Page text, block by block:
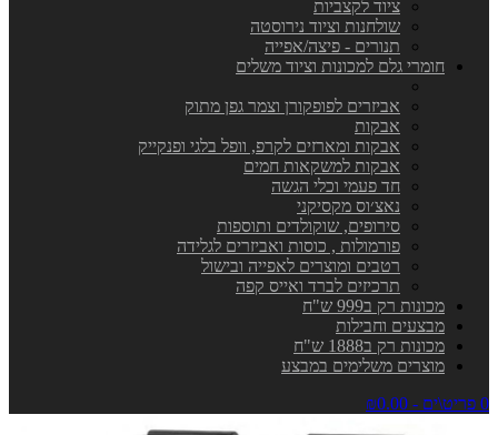
ציוד לקצביות
שולחנות וציוד נירוסטה
תנורים - פיצה/אפייה
חומרי גלם למכונות וציוד משלים
אביזרים לפופקורן וצמר גפן מתוק
אבקות
אבקות ומארזים לקרפ, וופל בלגי ופנקייק
אבקות למשקאות חמים
חד פעמי וכלי הגשה
נאצ׳וס מקסיקני
סירופים, שוקולדים ותוספות
פורמולות , כוסות ואביזרים לגלידה
רטבים ומוצרים לאפייה ובישול
תרכיזים לברד ואייס קפה
מכונות רק ב999 ש"ח
מבצעים וחבילות
מכונות רק ב1888 ש"ח
מוצרים משלימים במבצע
0 פריט\ים - ₪0.00